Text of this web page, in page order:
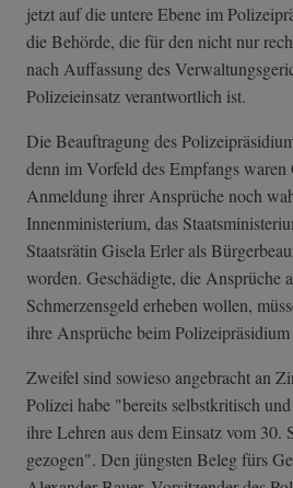
jetzt auf die untere Ebene im
die Behörde, die für den nicht nur
nach Auffassung des
Polizeieinsatz verantwortlich ist.
Die Beauftragung des
denn im Vorfeld des Empfangs waren
Anmeldung ihrer Ansprüche noch
Innenministerium, das
Staatsrätin Gisela Erler als
worden. Geschädigte, die Ansprüche
Schmerzensgeld erheben wollen,
ihre Ansprüche beim
Zweifel sind sowieso angebracht an
Polizei habe "bereits selbstkritisch
ihre Lehren aus dem Einsatz vom 30.
gezogen". Den jüngsten Beleg fürs